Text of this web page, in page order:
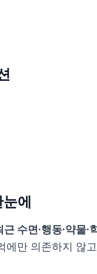
에
근 수면·행동·약물·
에만 의존하지 않